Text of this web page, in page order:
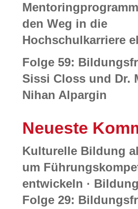
den Weg in die
Hochschulkarriere
Folge 59:
Sissi Closs und Dr.
Nihan Alpargin
Neueste
Kulturelle Bildung
um
entwickeln ·
Folge 29: